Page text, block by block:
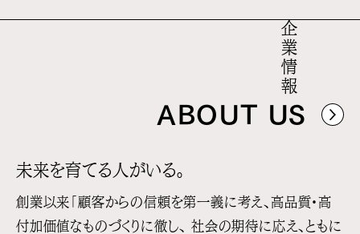
企業情報
ABOUT US
未来を育てる人がいる。
創業以来「顧客からの信頼を第一義に考え、高品質・高
付加価値なものづくりに徹し、
社会の期待に応え、ともに